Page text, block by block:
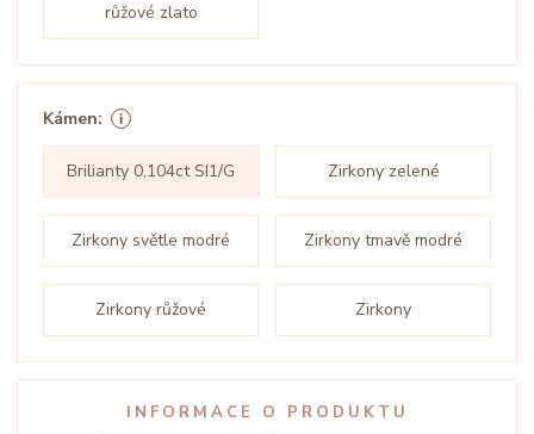
růžové zlato
Kámen:
Brilianty 0,104ct SI1/G Zirkony zelené
Zirkony světle modré Zirkony tmavě modré
Zirkony růžové Zirkony
INFORMACE O PRODUKTU